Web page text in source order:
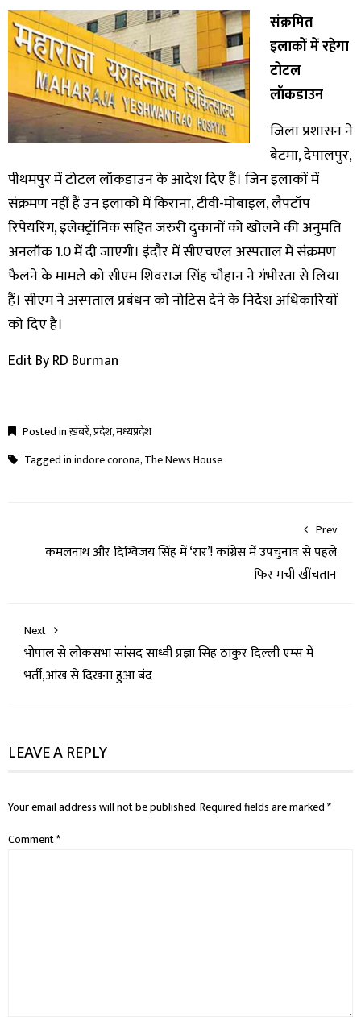
संक्रमित
इलाकों में रहेगा
टोटल
लॉकडाउन
जिला प्रशासन ने
बेटमा, देपालपुर,
पीथमपुर में टोटल लॉकडाउन के आदेश दिए हैं। जिन इलाकों में
संक्रमण नहीं हैं उन इलाकों में किराना, टीवी-मोबाइल, लैपटॉप
रिपेयरिंग, इलेक्ट्रॉनिक सहित जरुरी दुकानों को खोलने की अनुमति
अनलॉक 1.0 में दी जाएगी। इंदौर में सीएचएल अस्पताल में संक्रमण
फैलने के मामले को सीएम शिवराज सिंह चौहान ने गंभीरता से लिया
हैं। सीएम ने अस्पताल प्रबंधन को नोटिस देने के निर्देश अधिकारियों
को दिए हैं।
Edit By RD Burman
Posted inख़बरें,प्रदेश,मध्यप्रदेश
Tagged inindore corona,The News House
Prev
कमलनाथ और दिग्विजय सिंह में ‘रार’! कांग्रेस में उपचुनाव से पहले
फिर मची खींचतान
Next
भोपाल से लोकसभा सांसद साध्वी प्रज्ञा सिंह ठाकुर दिल्ली एम्स में
भर्ती,आंख से दिखना हुआ बंद
LEAVE A REPLY
Your email address will not be published.Required fields are marked*
Comment*